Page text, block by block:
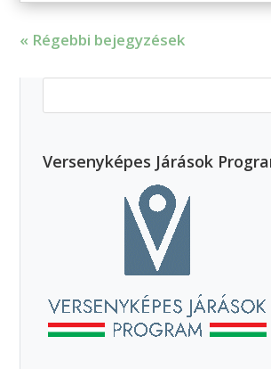
« Régebbi bejegyzések
Versenyképes Járások